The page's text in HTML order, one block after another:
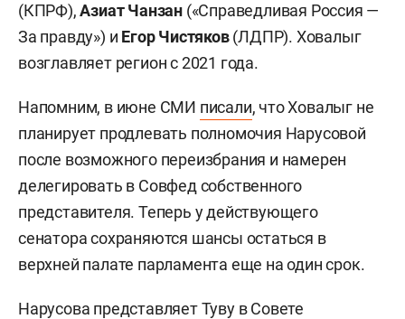
(КПРФ),Азиат Чанзан («Справедливая Россия —
За правду») и Егор Чистяков(ЛДПР). Ховалыг
возглавляет регион с 2021 года.
Напомним, в июне СМИ писали, что Ховалыг не
планирует продлевать полномочия Нарусовой
после возможного переизбрания и намерен
делегировать в Совфед собственного
представителя. Теперь у действующего
сенатора сохраняются шансы остаться в
верхней палате парламента еще на один срок.
Нарусова представляет Туву в Совете